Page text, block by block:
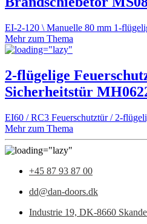
EI-2-120 \ Manuelle 80 mm 1-
Mehr zum Thema
2-flügelige
Sicherheitstür
EI60 / RC3 Feuerschutztür / 2-
Mehr zum Thema
+45 87 93 87 00
dd@dan-doors.dk
Industrie 19, DK-8660